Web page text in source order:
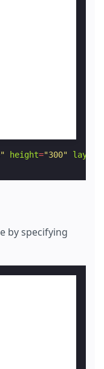
height="300" layout
by specifying